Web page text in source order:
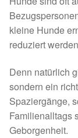
Spenden
Tierschutz
kleine Hunde
reduziert
Denn natürlich
sondern ein
Spaziergänge,
Familienalltags
Geborgenheit.